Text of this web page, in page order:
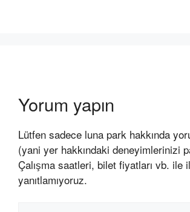
Yorum yapın
Lütfen sadece luna park hakkında
(yani yer hakkındaki deneyimlerinizi
Çalışma saatleri, bilet fiyatları vb. ile
yanıtlamıyoruz.